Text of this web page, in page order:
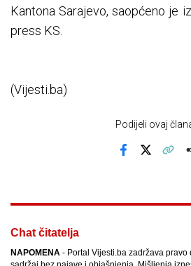
Kantona Sarajevo, saopćeno je
press KS.
(Vijesti.ba)
Podijeli ovaj
Chat čitatelja
NAPOMENA - Portal Vijesti.ba zadržava